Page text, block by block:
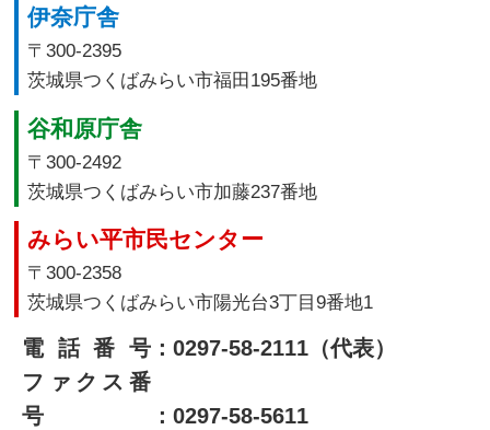
伊奈庁舎
〒300-2395
茨城県つくばみらい市福田195番地
谷和原庁舎
〒300-2492
茨城県つくばみらい市加藤237番地
みらい平市民センター
〒300-2358
茨城県つくばみらい市陽光台3丁目9番地1
電話番号：0297-58-2111（代表）
ファクス番
号
：0297-58-5611